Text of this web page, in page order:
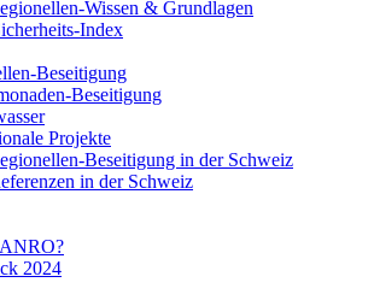
Wissen & Grundlagen
Index
Beseitigung​
Beseitigung​
Projekte
Beseitigung in der Schweiz
in der Schweiz
2024